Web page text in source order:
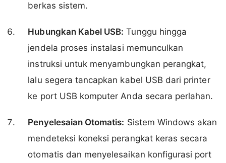
berkas sistem.
Hubungkan Kabel USB: Tunggu hingga
jendela proses instalasi memunculkan
instruksi untuk menyambungkan perangkat,
lalu segera tancapkan kabel USB dari printer
ke port USB komputer Anda secara perlahan.
Penyelesaian Otomatis: Sistem Windows akan
mendeteksi koneksi perangkat keras secara
otomatis dan menyelesaikan konfigurasi port